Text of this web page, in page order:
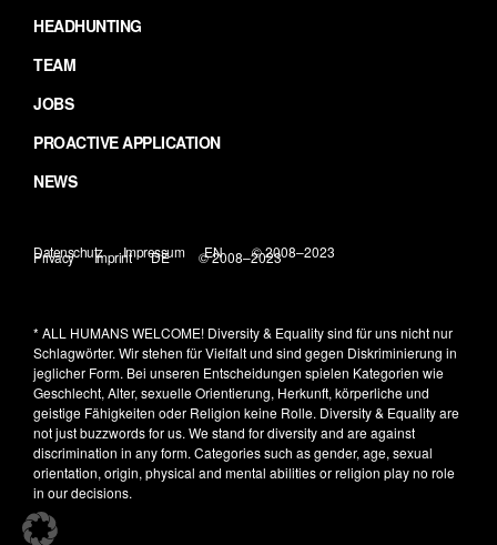
HEADHUNTING
TEAM
JOBS
PROACTIVE APPLICATION
NEWS
Datenschutz Impressum EN © 2008–2023
Privacy Imprint DE © 2008–2023
* ALL HUMANS WELCOME! Diversity & Equality sind für uns nicht nur
Schlagwörter. Wir stehen für Vielfalt und sind gegen Diskriminierung in
jeglicher Form. Bei unseren Entscheidungen spielen Kategorien wie
Geschlecht, Alter, sexuelle Orientierung, Herkunft, körperliche und
geistige Fähigkeiten oder Religion keine Rolle. Diversity & Equality are
not just buzzwords for us. We stand for diversity and are against
discrimination in any form. Categories such as gender, age, sexual
orientation, origin, physical and mental abilities or religion play no role
in our decisions.